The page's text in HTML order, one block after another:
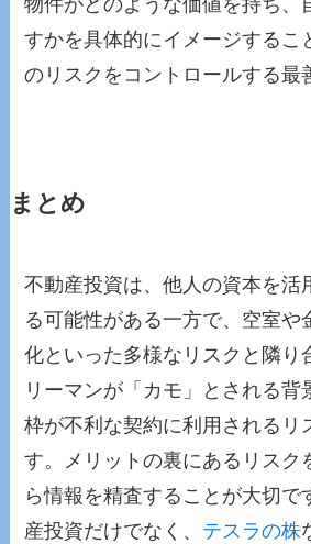
物件がどのような価値を持ち、
すかを具体的にイメージするこ
のリスクをコントロールする最
まとめ
不動産投資は、他人の資本を活
る可能性がある一方で、空室や
化といった多様なリスクと隣り
リーマンが「カモ」とされる背
枠が不利な契約に利用されるリ
す。メリットの裏にあるリスク
ら情報を精査することが大切で
産投資だけでなく、 テスラの株